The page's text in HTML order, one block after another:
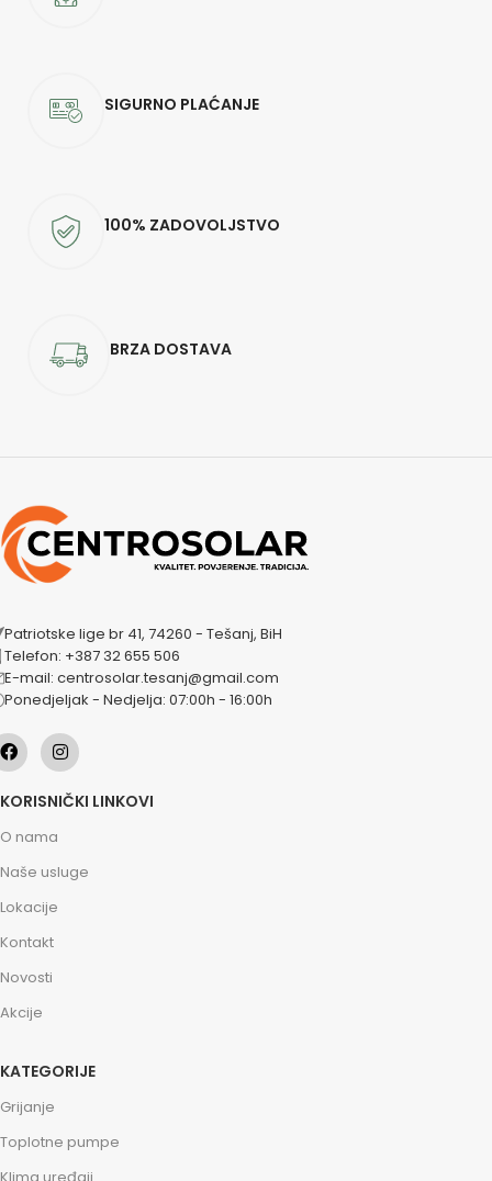
SIGURNO PLAĆANJE
100% ZADOVOLJSTVO
BRZA DOSTAVA
Patriotske lige br 41, 74260 - Tešanj, BiH
Telefon: +387 32 655 506
E-mail: centrosolar.tesanj@gmail.com
Ponedjeljak - Nedjelja: 07:00h - 16:00h
KORISNIČKI LINKOVI
O nama
Naše usluge
Lokacije
Kontakt
Novosti
Akcije
KATEGORIJE
Grijanje
Toplotne pumpe